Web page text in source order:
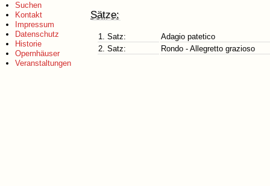
Suchen
Kontakt
Impressum
Datenschutz
Historie
Opernhäuser
Veranstaltungen
Sätze:
1. Satz:
Adagio patetico
2. Satz:
Rondo - Allegretto grazioso